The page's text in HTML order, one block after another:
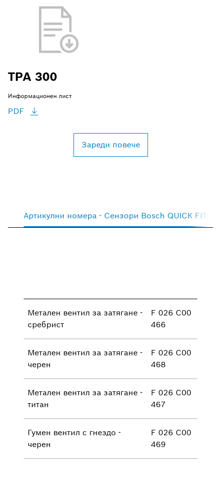
TPA 300
Информационен лист
PDF
Зареди повече
Артикулни номера - Сензори Bosch QUICK FIT
Метален вентил за затягане -
сребрист
F 026 C00
466
Метален вентил за затягане -
черен
F 026 C00
468
Метален вентил за затягане -
титан
F 026 C00
467
Гумен вентил с гнездо -
черен
F 026 C00
469